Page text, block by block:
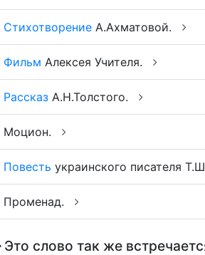
Стихотворение А.Ахматовой.
Фильм Алексея Учителя.
Рассказ А.Н.Толстого.
Моцион.
Повесть украинского писателя
Променад.
Это слово так же